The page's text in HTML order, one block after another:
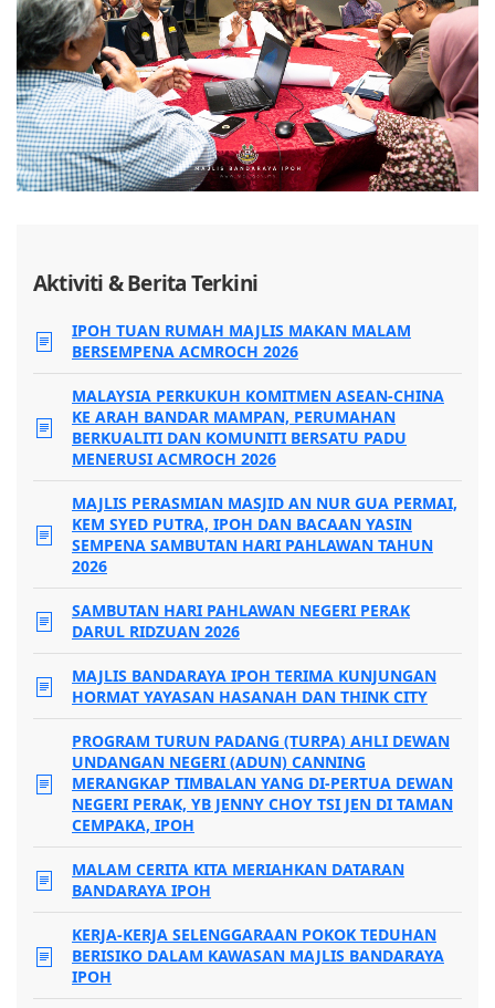
Aktiviti & Berita Terkini
IPOH TUAN RUMAH MAJLIS MAKAN MALAM
BERSEMPENA ACMROCH 2026
MALAYSIA PERKUKUH KOMITMEN ASEAN-CHINA
KE ARAH BANDAR MAMPAN, PERUMAHAN
BERKUALITI DAN KOMUNITI BERSATU PADU
MENERUSI ACMROCH 2026
MAJLIS PERASMIAN MASJID AN NUR GUA PERMAI,
KEM SYED PUTRA, IPOH DAN BACAAN YASIN
SEMPENA SAMBUTAN HARI PAHLAWAN TAHUN
2026
SAMBUTAN HARI PAHLAWAN NEGERI PERAK
DARUL RIDZUAN 2026
MAJLIS BANDARAYA IPOH TERIMA KUNJUNGAN
HORMAT YAYASAN HASANAH DAN THINK CITY
PROGRAM TURUN PADANG (TURPA) AHLI DEWAN
UNDANGAN NEGERI (ADUN) CANNING
MERANGKAP TIMBALAN YANG DI-PERTUA DEWAN
NEGERI PERAK, YB JENNY CHOY TSI JEN DI TAMAN
CEMPAKA, IPOH
MALAM CERITA KITA MERIAHKAN DATARAN
BANDARAYA IPOH
KERJA-KERJA SELENGGARAAN POKOK TEDUHAN
BERISIKO DALAM KAWASAN MAJLIS BANDARAYA
IPOH